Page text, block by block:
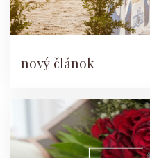
nový článok